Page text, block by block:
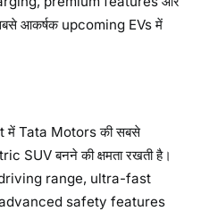
आकर्षक upcoming EVs में
में Tata Motors की सबसे
बनने की क्षमता रखती है।
range, ultra-fast
safety features